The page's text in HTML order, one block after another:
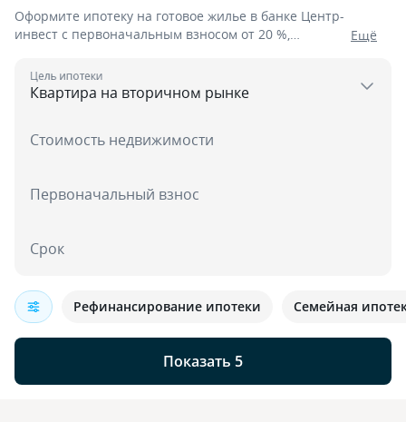
Оформите ипотеку на готовое жилье в банке Центр-
инвест с первоначальным взносом от 20 %,
сумму до 12 000 000
Eщё
Цель ипотеки
Стоимость недвижимости
Первоначальный взнос
Срок
Показать 5
Рефинансирование ипотеки Семейная